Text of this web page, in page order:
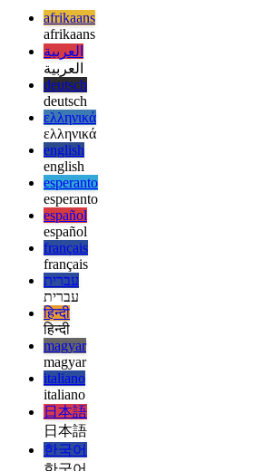
αποκτήσετε γρήγορα και εύκολα τη δική
afrikaans
afrikaans
العربية
العربية
deutsch
deutsch
ελληνικά
ελληνικά
english
english
esperanto
esperanto
español
español
français
français
עברית
עברית
हिन्दी
हिन्दी
magyar
magyar
italiano
italiano
日本語